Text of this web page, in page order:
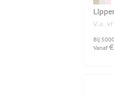
V.a.
Bij
Vanaf